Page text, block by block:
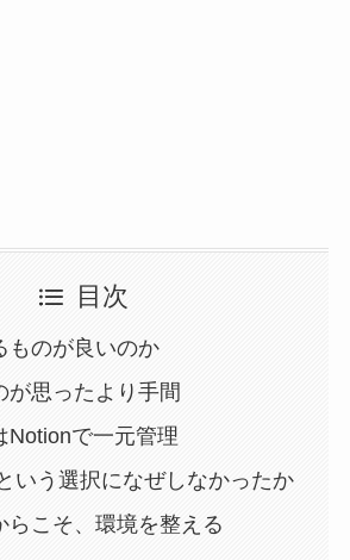
目次
ものが良いのか
が思ったより手間
Notionで一元管理
いう選択になぜしなかったか
らこそ、環境を整える